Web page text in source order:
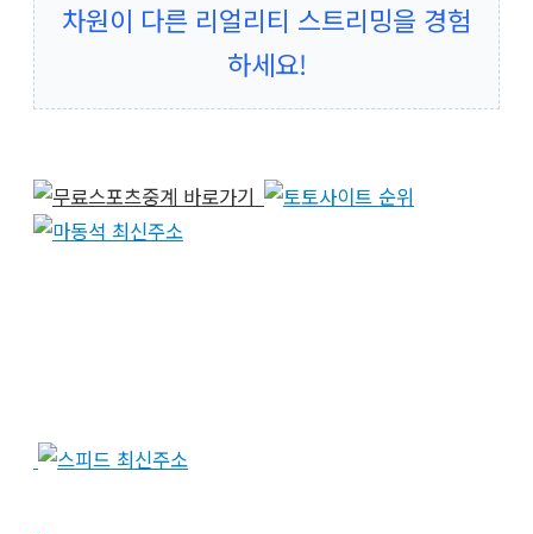
차원이 다른 리얼리티 스트리밍을 경험
하세요!